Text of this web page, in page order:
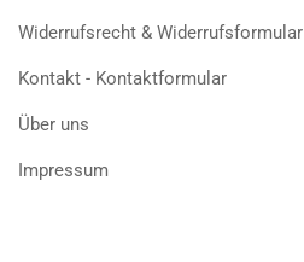
Widerrufsrecht & Widerrufsformular
Kontakt - Kontaktformular
Über uns
Impressum